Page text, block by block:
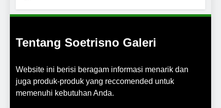
Tentang Soetrisno Galeri
Website ini berisi beragam informasi menarik dan
juga produk-produk yang reccomended untuk
memenuhi kebutuhan Anda.